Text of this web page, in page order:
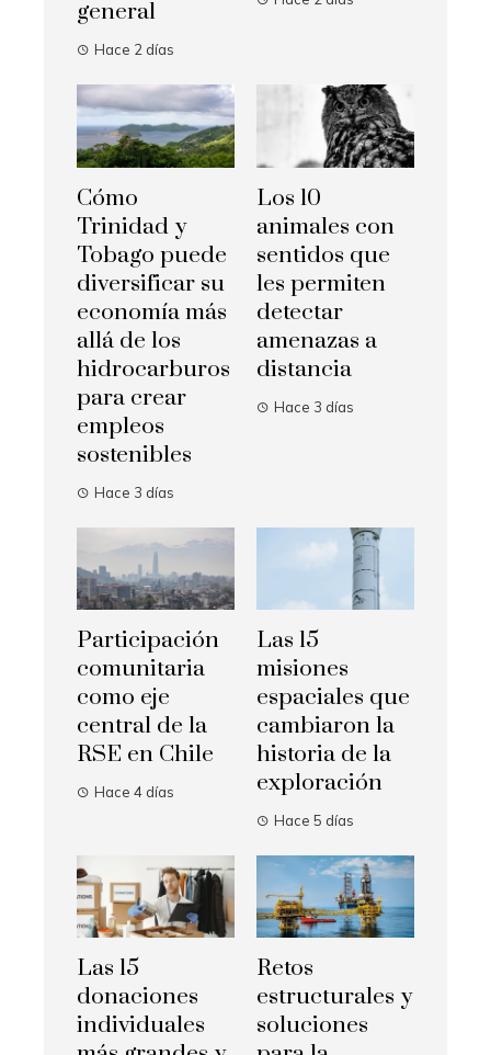
general
Hace 2 días
Cómo
Trinidad y
Tobago puede
diversificar su
economía más
allá de los
hidrocarburos
para crear
empleos
sostenibles
Hace 3 días
Los 10
animales con
sentidos que
les permiten
detectar
amenazas a
distancia
Hace 3 días
Participación
comunitaria
como eje
central de la
RSE en Chile
Hace 4 días
Las 15
misiones
espaciales que
cambiaron la
historia de la
exploración
Hace 5 días
Las 15
donaciones
individuales
Retos
estructurales y
soluciones